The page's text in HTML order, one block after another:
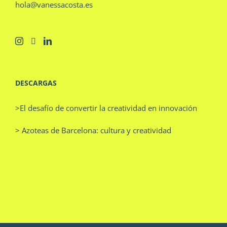
hola@vanessacosta.es
DESCARGAS
>El desafío de convertir la creatividad en innovación
> Azoteas de Barcelona: cultura y creatividad